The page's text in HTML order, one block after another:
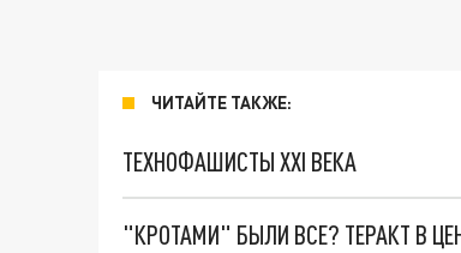
ЧИТАЙТЕ ТАКЖЕ:
ТЕХНОФАШИСТЫ XXI ВЕКА
"КРОТАМИ" БЫЛИ ВСЕ? ТЕРАКТ В